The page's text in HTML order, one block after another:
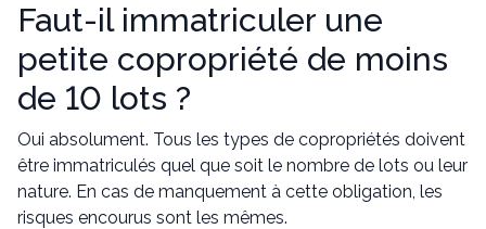
Faut-il immatriculer une
petite copropriété de moins
de 10 lots ?
Oui absolument. Tous les types de copropriétés doivent
être immatriculés quel que soit le nombre de lots ou leur
nature. En cas de manquement à cette obligation, les
risques encourus sont les mêmes.